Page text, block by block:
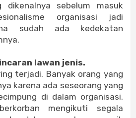
sebelum masuk
organisasi jadi
sudah ada kedekatan
lawan jenis.
terjadi. Banyak orang yang
karena ada seseorang yang
di dalam organisasi.
mengikuti segala